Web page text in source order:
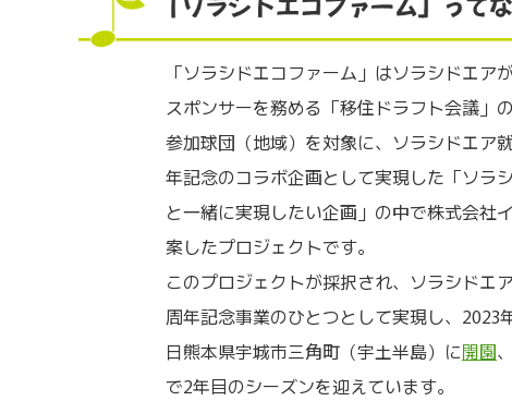
「ソラシドエコファーム」はソラシドエア
スポンサーを務める「移住ドラフト会議」
参加球団（地域）を対象に、ソラシドエア
年記念のコラボ企画として実現した「ソラ
と一緒に実現したい企画」の中で株式会社
案したプロジェクトです。
このプロジェクトが採択され、ソラシドエ
周年記念事業のひとつとして実現し、2023
日熊本県宇城市三角町（宇土半島）に開園
で2年目のシーズンを迎えています。